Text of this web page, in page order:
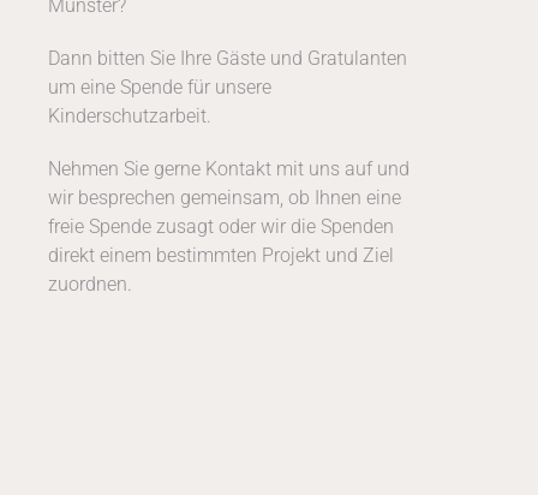
Münster?
Dann bitten Sie Ihre Gäste und Gratulanten
um eine Spende für unsere
Kinderschutzarbeit.
Nehmen Sie gerne Kontakt mit uns auf und
wir besprechen gemeinsam, ob Ihnen eine
freie Spende zusagt oder wir die Spenden
direkt einem bestimmten Projekt und Ziel
zuordnen.